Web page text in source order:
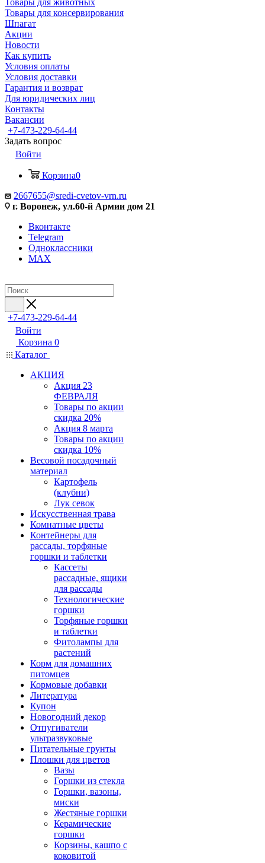
Товары для животных
Товары для консервирования
Шпагат
Акции
Новости
Как купить
Условия оплаты
Условия доставки
Гарантия и возврат
Для юридических лиц
Контакты
Вакансии
+7-473-229-64-44
Задать вопрос
Войти
Корзина0
2667655@sredi-cvetov-vrn.ru
г. Воронеж, ул.60-й Армии дом 21
Вконтакте
Telegram
Одноклассники
MAX
+7-473-229-64-44
Войти
Корзина 0
Каталог
АКЦИЯ
Акция 23
ФЕВРАЛЯ
Товары по акции
скидка 20%
Акция 8 марта
Товары по акции
скидка 10%
Весовой посадочный
материал
Картофель
(клубни)
Лук севок
Искусственная трава
Комнатные цветы
Контейнеры для
рассады, торфяные
горшки и таблетки
Кассеты
рассадные, ящики
для рассады
Технологические
горшки
Торфяные горшки
и таблетки
Фитолампы для
растений
Корм для домашних
питомцев
Кормовые добавки
Литература
Купон
Новогодний декор
Отпугиватели
ультразвуковые
Питательные грунты
Плошки для цветов
Вазы
Горшки из стекла
Горшки, вазоны,
миски
Жестяные горшки
Керамические
горшки
Корзины, кашпо с
коковитой